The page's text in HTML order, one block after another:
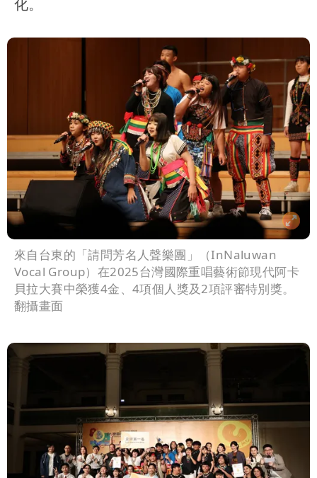
來自台東的「請問芳名人聲樂團」（InNaluwan
Vocal Group）在2025台灣國際重唱藝術節現代阿卡
貝拉大賽中榮獲4金、4項個人獎及2項評審特別獎。
翻攝畫面